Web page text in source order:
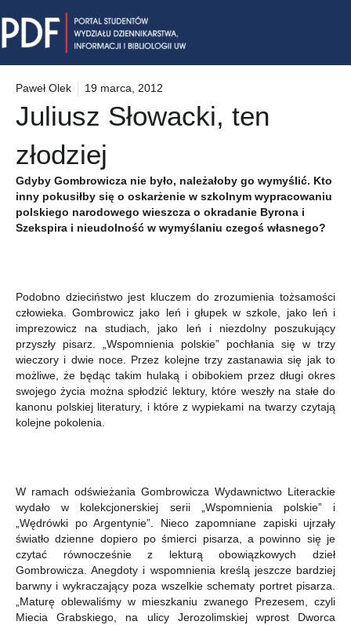
to
content
Paweł Olek 19 marca, 2012
Juliusz Słowacki, ten
złodziej
Gdyby Gombrowicza nie było, należałoby go wymyślić. Kto
inny pokusiłby się o oskarżenie w szkolnym wypracowaniu
polskiego narodowego wieszcza o okradanie Byrona i
Szekspira i nieudolność w wymyślaniu czegoś własnego?
Podobno dzieciństwo jest kluczem do zrozumienia tożsamości
człowieka. Gombrowicz jako leń i głupek w szkole, jako leń i
imprezowicz na studiach, jako leń i niezdolny poszukujący
przyszły pisarz. „Wspomnienia polskie” pochłania się w trzy
wieczory i dwie noce. Przez kolejne trzy zastanawia się jak to
możliwe, że będąc takim hulaką i obibokiem przez długi okres
swojego życia można spłodzić lektury, które weszły na stałe do
kanonu polskiej literatury, i które z wypiekami na twarzy czytają
kolejne pokolenia.
W ramach odświeżania Gombrowicza Wydawnictwo Literackie
wydało w kolekcjonerskiej serii „Wspomnienia polskie” i
„Wędrówki po Argentynie”. Nieco zapomniane zapiski ujrzały
światło dzienne dopiero po śmierci pisarza, a powinno się je
czytać równocześnie z lekturą obowiązkowych dzieł
Gombrowicza. Anegdoty i wspomnienia kreślą jeszcze bardziej
barwny i wykraczający poza wszelkie schematy portret pisarza.
„Maturę oblewaliśmy w mieszkaniu zwanego Prezesem, czyli
Miecia Grabskiego, na ulicy Jerozolimskiej wprost Dworca